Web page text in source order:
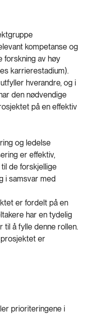
kompetanse og
forskning av høy
karrierestadium).
hverandre, og i
den nødvendige
på en effektiv
og ledelse
er effektiv,
de forskjellige
i samsvar med
er fordelt på en
har en tydelig
å fylle denne rollen.
prosjektet er
prioriteringene i